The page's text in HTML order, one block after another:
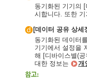
동기화된 기기의
시합니다. 또한
[데이터 공유 상세
동기화된 데이터
기기에서 설정을
해 [디바이스별(
대한 정보는
개